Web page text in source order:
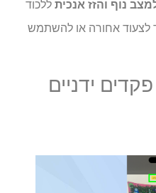
נוף והזז אנכית ללכוד
לצעוד אחורה או להשתמש
ידניים